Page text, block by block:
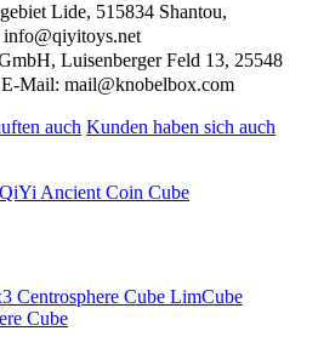
Lide, 515834 Shantou,
Luisenberger Feld 13, 25548
Mail: mail@knobelbox.com
auch Kunden haben sich auch
QiYi Ancient Coin Cube
LimCube
Cube